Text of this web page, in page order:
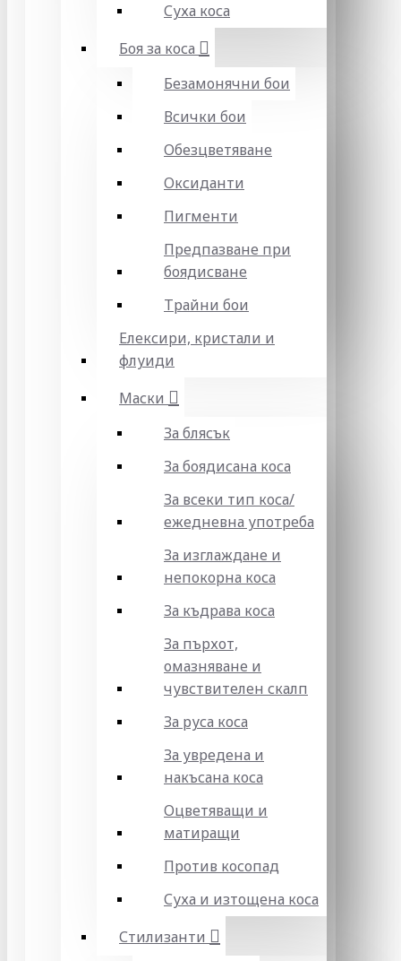
Суха коса
Боя за коса
Безамонячни бои
Всички бои
Обезцветяване
Оксиданти
Пигменти
Предпазване при
боядисване
Трайни бои
Елексири, кристали и
флуиди
Маски
За блясък
За боядисана коса
За всеки тип коса/
ежедневна употреба
За изглаждане и
непокорна коса
За къдрава коса
За пърхот,
омазняване и
чувствителен скалп
За руса коса
За увредена и
накъсана коса
Оцветяващи и
матиращи
Против косопад
Суха и изтощена коса
Стилизанти